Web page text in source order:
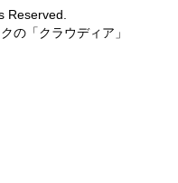
Reserved.
の「クラウディア」